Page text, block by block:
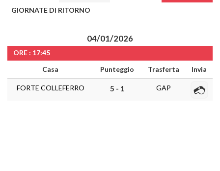
GIORNATE DI RITORNO
04/01/2026
ORE : 17:45
Casa
Punteggio Trasferta Invia
FORTE COLLEFERRO 5 - 1 GAP